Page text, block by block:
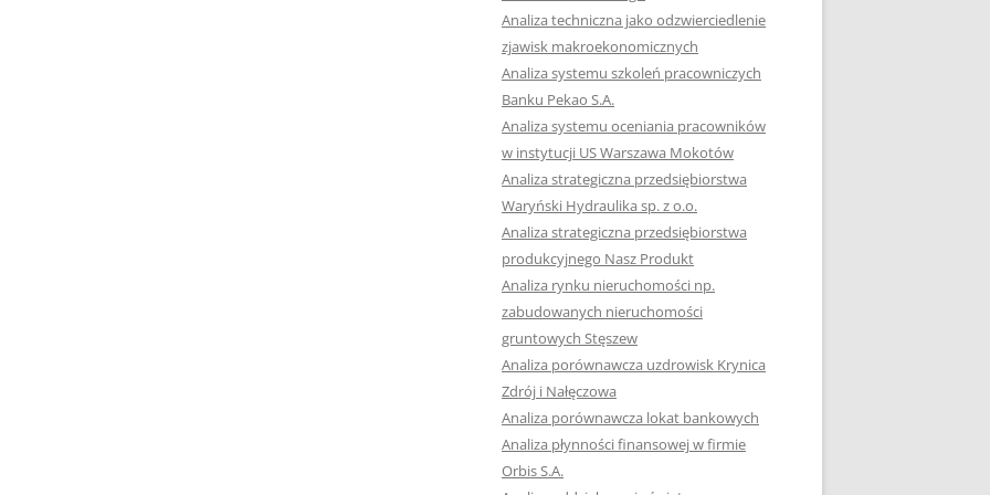
NAPISAĆ PRACĘ DYPLOMOWĄ
JAK PRZYGOTOWAĆ SIĘ DO
USTNEGO EGZAMINU
DYPLOMOWEGO?
HIPOTEZY W PRACACH
DYPLOMOWYCH
JAK PRZYGOTOWAĆ SIĘ DO
OBRONY PRACY DYPLOMOWEJ
Analiza techniczna jako odzwierciedlenie
zjawisk makroekonomicznych
Analiza systemu szkoleń pracowniczych
Banku Pekao S.A.
Analiza systemu oceniania pracowników
w instytucji US Warszawa Mokotów
Analiza strategiczna przedsiębiorstwa
Waryński Hydraulika sp. z o.o.
Analiza strategiczna przedsiębiorstwa
produkcyjnego Nasz Produkt
Analiza rynku nieruchomości np.
zabudowanych nieruchomości
gruntowych Stęszew
Analiza porównawcza uzdrowisk Krynica
Zdrój i Nałęczowa
Analiza porównawcza lokat bankowych
Analiza płynności finansowej w firmie
Orbis S.A.